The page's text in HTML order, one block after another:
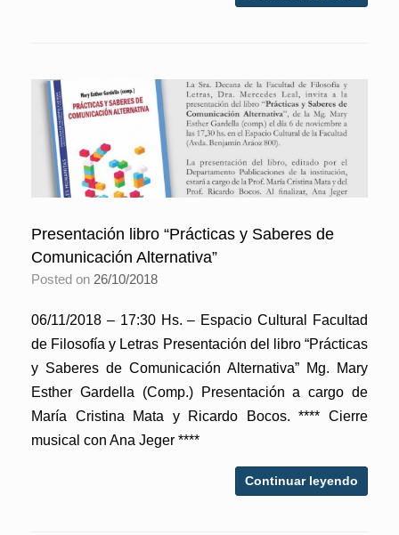
Presentación libro “Prácticas y Saberes de
Comunicación Alternativa”
Posted on 26/10/2018
06/11/2018 – 17:30 Hs. – Espacio Cultural Facultad
de Filosofía y Letras Presentación del libro “Prácticas
y Saberes de Comunicación Alternativa” Mg. Mary
Esther Gardella (Comp.) Presentación a cargo de
María Cristina Mata y Ricardo Bocos. **** Cierre
musical con Ana Jeger ****
Continuar leyendo